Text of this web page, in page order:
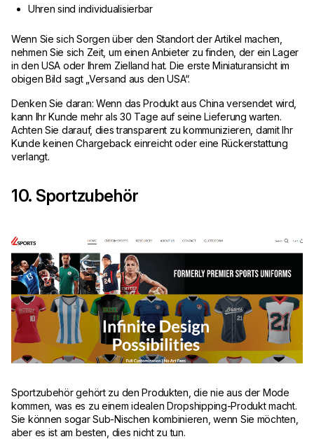
Uhren sind individualisierbar
Wenn Sie sich Sorgen über den Standort der Artikel machen,
nehmen Sie sich Zeit, um einen Anbieter zu finden, der ein Lager
in den USA oder Ihrem Zielland hat. Die erste Miniaturansicht im
obigen Bild sagt „Versand aus den USA“.
Denken Sie daran: Wenn das Produkt aus China versendet wird,
kann Ihr Kunde mehr als 30 Tage auf seine Lieferung warten.
Achten Sie darauf, dies transparent zu kommunizieren, damit Ihr
Kunde keinen Chargeback einreicht oder eine Rückerstattung
verlangt.
10. Sportzubehör
Sportzubehör gehört zu den Produkten, die nie aus der Mode
kommen, was es zu einem idealen Dropshipping-Produkt macht.
Sie können sogar Sub-Nischen kombinieren, wenn Sie möchten,
aber es ist am besten, dies nicht zu tun.